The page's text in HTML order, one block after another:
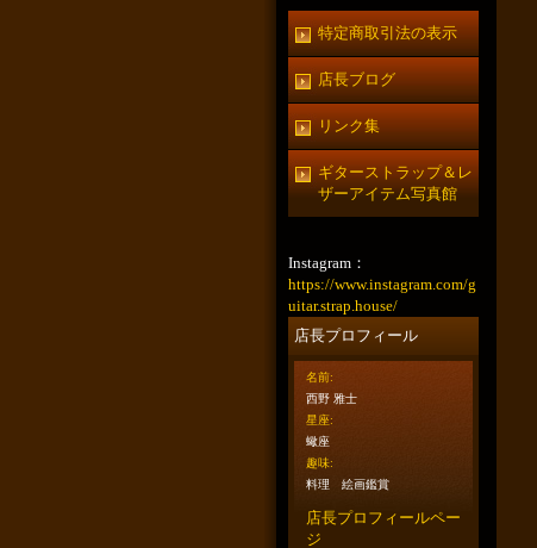
特定商取引法の表示
店長ブログ
リンク集
ギターストラップ＆レ
ザーアイテム写真館
Instagram：
https://www.instagram.com/g
uitar.strap.house/
店長プロフィール
名前:
西野 雅士
星座:
蠍座
趣味:
料理 絵画鑑賞
店長プロフィールペー
ジ